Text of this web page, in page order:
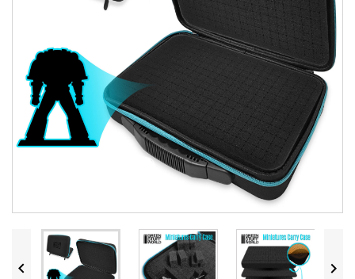
 